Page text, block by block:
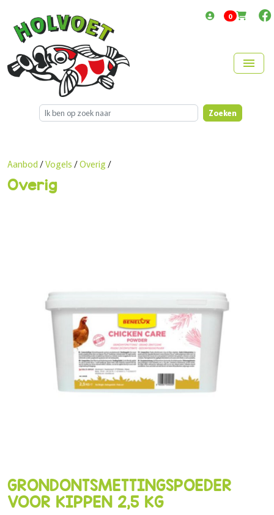
0items in cart
menu
Zoeken
Overig
Aanbod /Vogels /Overig /
GRONDONTSMETTINGSPOEDER
VOOR KIPPEN 2,5 KG